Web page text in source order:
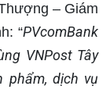
– Giám
“PVcomBank
VNPost Tây
phẩm, dịch vụ